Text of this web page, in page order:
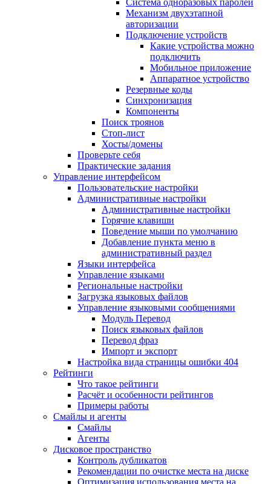
Система одноразовых паролей
Механизм двухэтапной
авторизации
Подключение устройств
Какие устройства можно
подключить
Мобильное приложение
Аппаратное устройство
Резервные коды
Синхронизация
Компоненты
Поиск троянов
Стоп-лист
Хосты/домены
Проверьте себя
Практические задания
Управление интерфейсом
Пользовательские настройки
Административные настройки
Административные настройки
Горячие клавиши
Поведение мыши по умолчанию
Добавление пункта меню в
административный раздел
Языки интерфейса
Управление языками
Региональные настройки
Загрузка языковых файлов
Управление языковыми сообщениями
Mодуль Перевод
Поиск языковых файлов
Перевод фраз
Импорт и экспорт
Настройка вида страницы ошибки 404
Рейтинги
Что такое рейтинги
Расчёт и особенности рейтингов
Примеры работы
Смайлы и агенты
Смайлы
Агенты
Дисковое пространство
Контроль дубликатов
Рекомендации по очистке места на диске
Оптимизация использования места на